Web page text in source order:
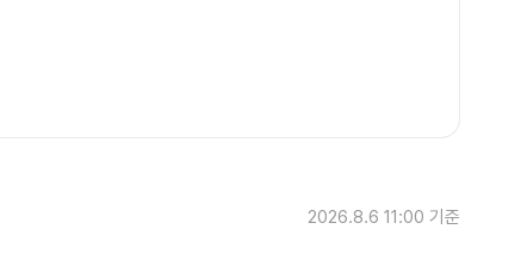
2026.8.6 11:00 기준